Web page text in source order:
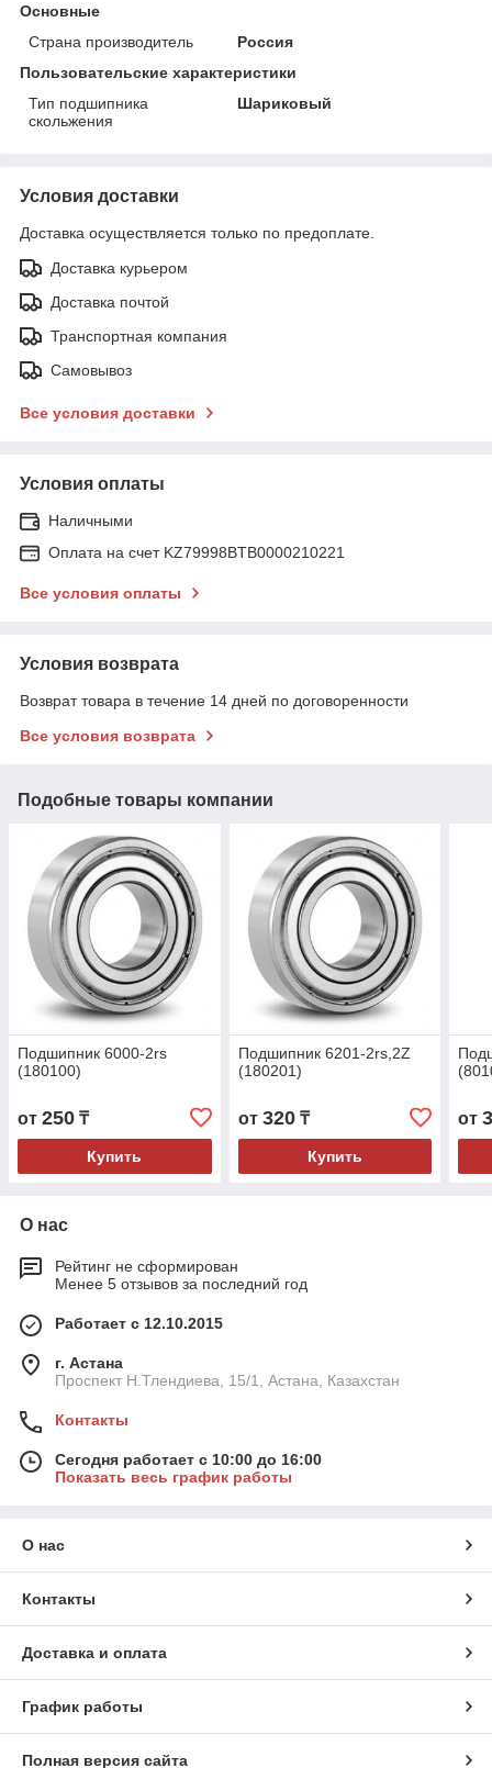
Основные
Страна производитель
Россия
Пользовательские характеристики
Тип подшипника
скольжения
Шариковый
Условия доставки
Доставка осуществляется только по предоплате.
Доставка курьером
Доставка почтой
Транспортная компания
Самовывоз
Все условия доставки
Условия оплаты
Наличными
Оплата на счет KZ79998BTB0000210221
Все условия оплаты
Условия возврата
Возврат товара в течение 14 дней по договоренности
Все условия возврата
Подобные товары компании
Подшипник 6000-2rs
(180100)
от 250 ₸
Купить
Подшипник 6201-2rs,2Z
(180201)
от 320₸
Купить
от
О нас
Рейтинг не сформирован
Менее 5 отзывов за последний год
Работает с 12.10.2015
г. Астана
Проспект Н.Тлендиева, 15/1, Астана, Казахстан
Контакты
Сегодня работает с 10:00 до 16:00
Показать весь график работы
О нас
Контакты
Доставка и оплата
График работы
Полная версия сайта